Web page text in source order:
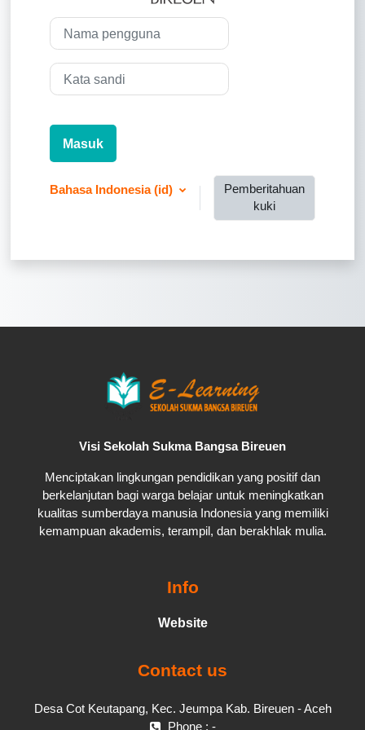
Nama pengguna
Kata sandi
Masuk
Bahasa Indonesia ‎(id)‎
Pemberitahuan
kuki
Visi Sekolah Sukma Bangsa Bireuen
Menciptakan lingkungan pendidikan yang positif dan
berkelanjutan bagi warga belajar untuk meningkatkan
kualitas sumberdaya manusia Indonesia yang memiliki
kemampuan akademis, terampil, dan berakhlak mulia.
Info
Website
Contact us
Desa Cot Keutapang, Kec. Jeumpa Kab. Bireuen - Aceh
Phone : -